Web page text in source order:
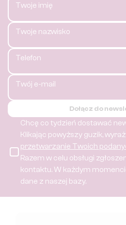
Twoje imię
Twoje nazwisko
Telefon
Twój e-mail
Dołącz do
Chcę co tydzień dostawać
Klikając powyższy guzik,
przetwarzanie Twoich
Razem w celu obsługi
kontaktu. W każdym
dane z naszej bazy.